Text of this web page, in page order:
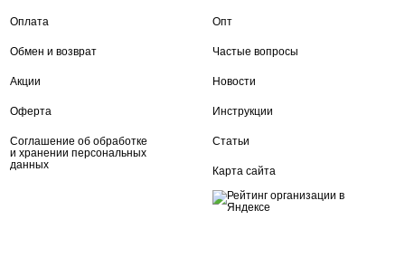
Оплата
Обмен и возврат
Акции
Оферта
Соглашение об обработке
и хранении персональных
данных
Опт
Частые вопросы
Новости
Инструкции
Статьи
Карта сайта